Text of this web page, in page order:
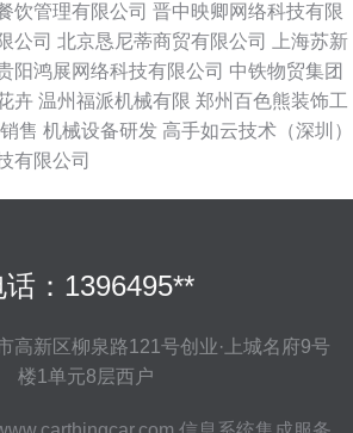
饮管理有限公司 晋中映卿网络科技有限
公司 北京恳尼蒂商贸有限公司
上海苏新
阳鸿展网络科技有限公司 中铁物贸集团
卉 温州福派机械有限 郑州百色熊装饰工
售 机械设备研发 高手如云技术（深圳）
有限公司
话：1396495**
高新区柳泉路121号创业·上城名府9号
楼1单元8层西户